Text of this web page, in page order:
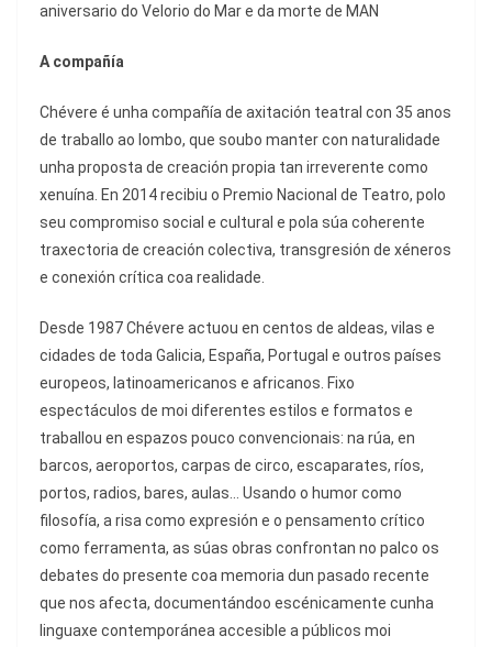
aniversario do Velorio do Mar e da morte de MAN
A compañía
Chévere é unha compañía de axitación teatral con 35 anos
de traballo ao lombo, que soubo manter con naturalidade
unha proposta de creación propia tan irreverente como
xenuína. En 2014 recibiu o Premio Nacional de Teatro, polo
seu compromiso social e cultural e pola súa coherente
traxectoria de creación colectiva, transgresión de xéneros
e conexión crítica coa realidade.
Desde 1987 Chévere actuou en centos de aldeas, vilas e
cidades de toda Galicia, España, Portugal e outros países
europeos, latinoamericanos e africanos. Fixo
espectáculos de moi diferentes estilos e formatos e
traballou en espazos pouco convencionais: na rúa, en
barcos, aeroportos, carpas de circo, escaparates, ríos,
portos, radios, bares, aulas… Usando o humor como
filosofía, a risa como expresión e o pensamento crítico
como ferramenta, as súas obras confrontan no palco os
debates do presente coa memoria dun pasado recente
que nos afecta, documentándoo escénicamente cunha
linguaxe contemporánea accesible a públicos moi